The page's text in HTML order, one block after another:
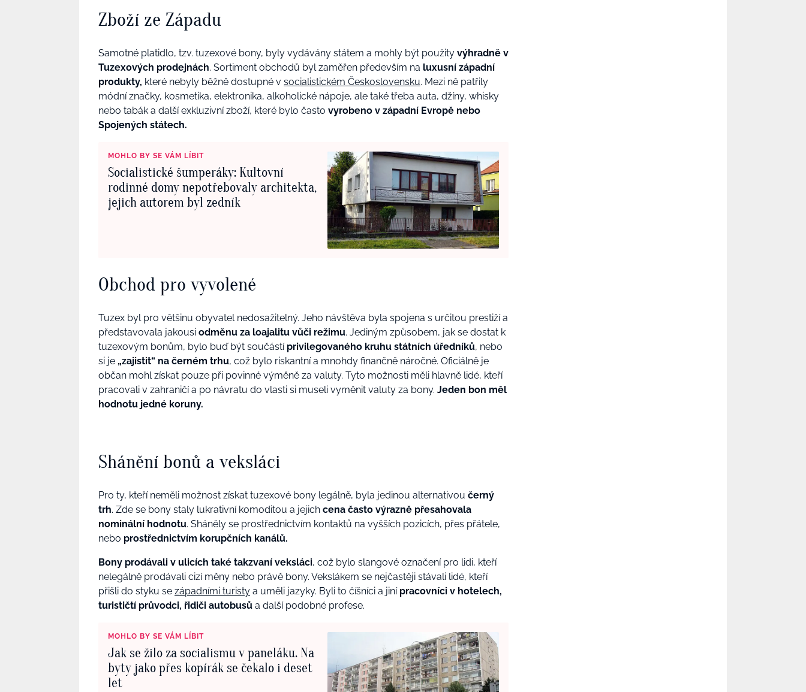
Zboží ze Západu
Samotné platidlo, tzv. tuzexové bony, byly vydávány státem a mohly být použity výhradně v
Tuzexových prodejnách. Sortiment obchodů byl zaměřen především na luxusní západní
produkty, které nebyly běžně dostupné v socialistickém Československu. Mezi ně patřily
módní značky, kosmetika, elektronika, alkoholické nápoje, ale také třeba auta, džíny, whisky
nebo tabák a další exkluzivní zboží, které bylo často vyrobeno v západní Evropě nebo
Spojených státech.
MOHLO BY SE VÁM LÍBIT
Socialistické šumperáky: Kultovní
rodinné domy nepotřebovaly architekta,
jejich autorem byl zedník
Obchod pro vyvolené
Tuzex byl pro většinu obyvatel nedosažitelný. Jeho návštěva byla spojena s určitou prestiží a
představovala jakousi odměnu za loajalitu vůči režimu. Jediným způsobem, jak se dostat k
tuzexovým bonům, bylo buď být součástí privilegovaného kruhu státních úředníků, nebo
si je „zajistit“ na černém trhu, což bylo riskantní a mnohdy finančně náročné. Oficiálně je
občan mohl získat pouze při povinné výměně za valuty. Tyto možnosti měli hlavně lidé, kteří
pracovali v zahraničí a po návratu do vlasti si museli vyměnit valuty za bony. Jeden bon měl
hodnotu jedné koruny.
Shánění bonů a veksláci
Pro ty, kteří neměli možnost získat tuzexové bony legálně, byla jedinou alternativou černý
trh. Zde se bony staly lukrativní komoditou a jejich cena často výrazně přesahovala
nominální hodnotu. Sháněly se prostřednictvím kontaktů na vyšších pozicích, přes přátele,
nebo prostřednictvím korupčních kanálů.
Bony prodávali v ulicích také takzvaní veksláci, což bylo slangové označení pro lidi, kteří
nelegálně prodávali cizí měny nebo právě bony. Vekslákem se nejčastěji stávali lidé, kteří
přišli do styku se západními turisty a uměli jazyky. Byli to číšníci a jiní pracovníci v hotelech,
turističtí průvodci, řidiči autobusů a další podobné profese.
MOHLO BY SE VÁM LÍBIT
Jak se žilo za socialismu v paneláku. Na
byty jako přes kopírák se čekalo i deset
let